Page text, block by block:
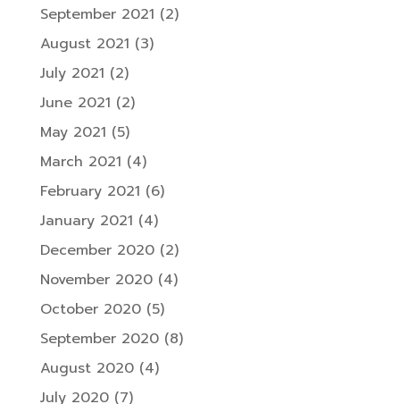
September 2021 (2)
August 2021 (3)
July 2021 (2)
June 2021 (2)
May 2021 (5)
March 2021 (4)
February 2021 (6)
January 2021 (4)
December 2020(2)
November 2020(4)
October 2020(5)
September 2020(8)
August 2020(4)
July 2020(7)